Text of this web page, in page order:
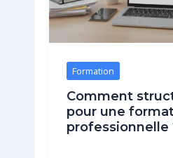
Formation
Comment
pour une
professionnelle